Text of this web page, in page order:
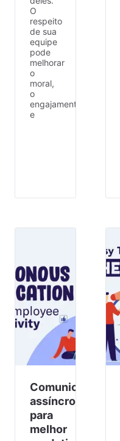
O
respeito
de sua
equipe
pode
melhorar
o
moral,
o
engajamento
e
Comunicação
assíncrona
para
melhor